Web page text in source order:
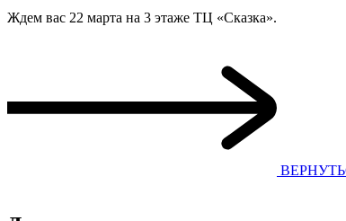
Ждем вас 22 марта на 3 этаже ТЦ «Сказка».